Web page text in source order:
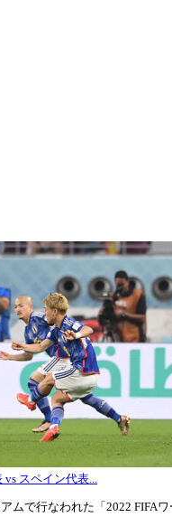
vs スペイン代表...
ムで行なわれた「2022 FIFA